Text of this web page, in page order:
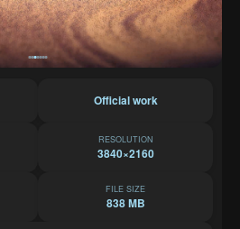
Forgot
Password
Official work
RESOLUTION
3840×2160
FILE SIZE
838 MB